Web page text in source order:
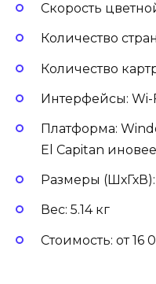
Скорость
Количество
Количество
Интерфейсы: Wi-
Платформа:
El Capitan иновее
Размеры (ШхГхВ):
Вес: 5.14 кг
Стоимость: от 16